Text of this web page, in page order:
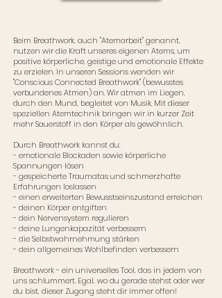
Beim Breathwork, auch "Atemarbeit" genannt,
nutzen wir die Kraft unseres eigenen Atems, um
positive körperliche, geistige und emotionale Effekte
zu erzielen. In unseren Sessions wenden wir
"Conscious Connected Breathwork" (bewusstes
verbundenes Atmen) an. Wir atmen im Liegen,
durch den Mund, begleitet von Musik. Mit dieser
speziellen Atemtechnik bringen wir in kurzer Zeit
mehr Sauerstoff in den Körper als gewöhnlich.
Durch Breathwork kannst du:
- emotionale Blockaden sowie körperliche
Spannungen lösen
- gespeicherte Traumatas und schmerzhafte
Erfahrungen loslassen
- einen erweiterten Bewusstseinszustand erreichen
- deinen Körper entgiften
- dein Nervensystem regulieren
- deine Lungenkapazität verbessern
- die Selbstwahrnehmung stärken
- dein allgemeines Wohlbefinden verbessern
Breathwork - ein universelles Tool, das in jedem von
uns schlummert. Egal, wo du gerade stehst oder wer
du bist, dieser Zugang steht dir immer offen!